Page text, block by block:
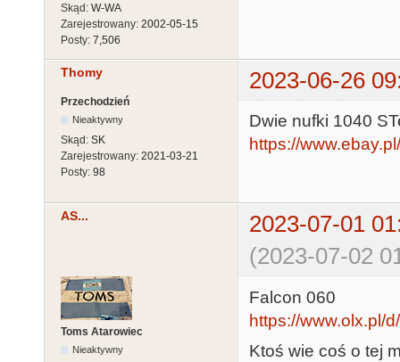
Skąd: W-WA
Zarejestrowany: 2002-05-15
Posty: 7,506
Thomy 2023-06-26
Przechodzień
Nieaktywny
Skąd: SK
Zarejestrowany: 2021-03-21
Posty: 98
Dwie nufki 1040
https://
AS...
2023-07-01
(2023-07-02
Toms Atarowiec
Nieaktywny
Falcon 060
https://www.olx.pl/
Ktoś wie coś o tej